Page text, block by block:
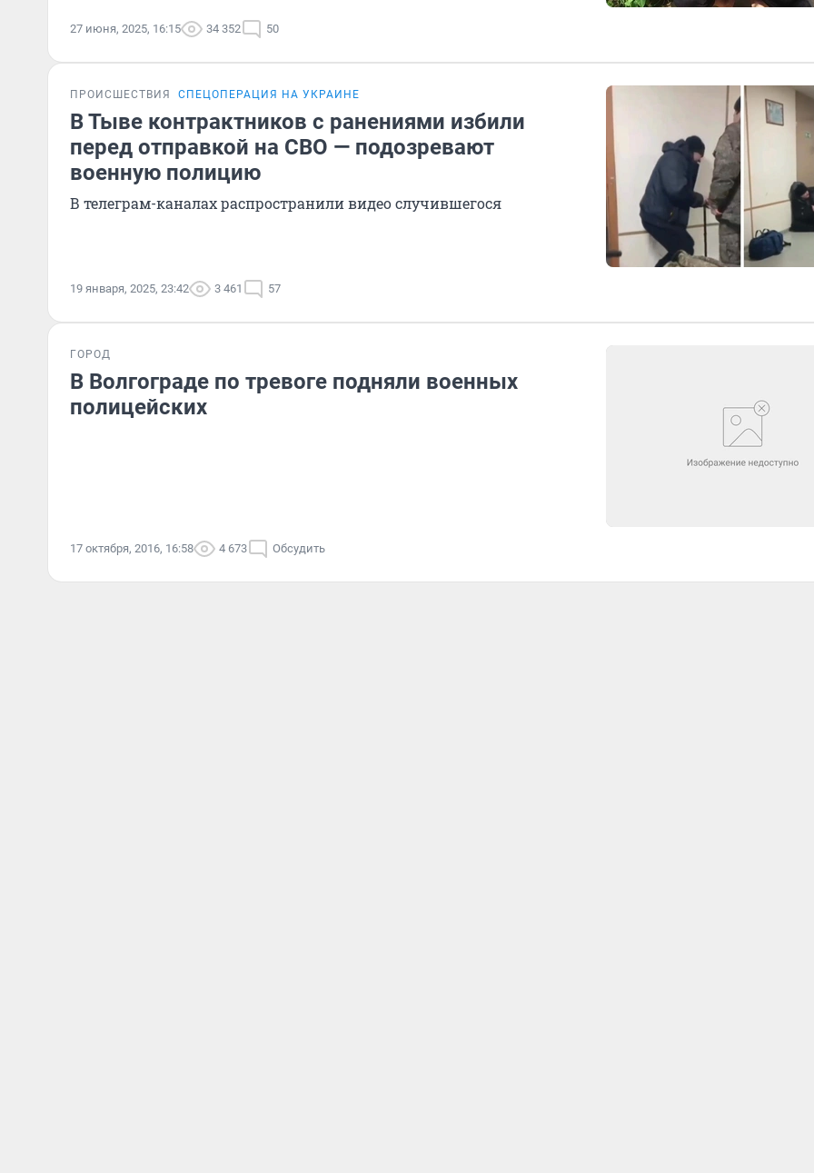
27 июня, 2025, 16:15 34 352 50
ПРОИСШЕСТВИЯ СПЕЦОПЕРАЦИЯ НА УКРАИНЕ
В Тыве контрактников с ранениями избили
перед отправкой на СВО — подозревают
военную полицию
В телеграм-каналах распространили видео случившегося
19 января, 2025, 23:42 3 461 57
ГОРОД
В Волгограде по тревоге подняли военных
полицейских
17 октября, 2016, 16:58 4 673 Обсудить